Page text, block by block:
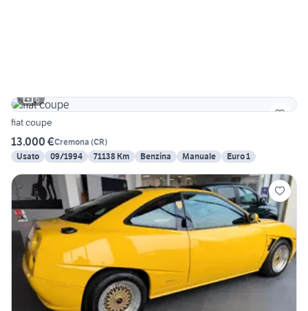
6
fiat coupe
13.000 €Cremona (CR)
Usato
09/1994 71138 Km Benzina Manuale Euro 1